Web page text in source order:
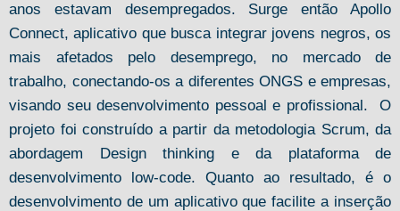
anos estavam desempregados. Surge então Apollo
Connect, aplicativo que busca integrar jovens negros, os
mais afetados pelo desemprego, no mercado de
trabalho, conectando-os a diferentes ONGS e empresas,
visando seu desenvolvimento pessoal e profissional. O
projeto foi construído a partir da metodologia Scrum, da
abordagem Design thinking e da plataforma de
desenvolvimento low-code. Quanto ao resultado, é o
desenvolvimento de um aplicativo que facilite a inserção